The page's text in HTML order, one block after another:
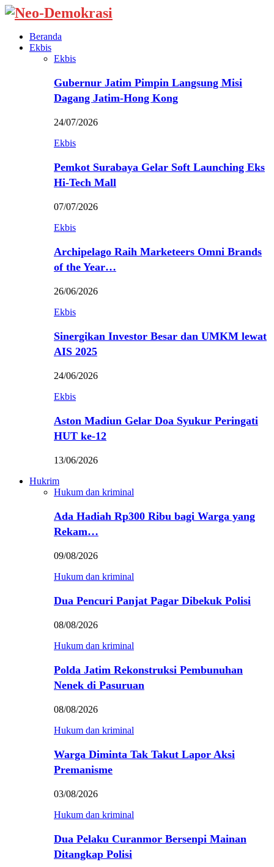
Beranda
Ekbis
Ekbis
Gubernur Jatim Pimpin Langsung Misi
Dagang Jatim-Hong Kong
24/07/2026
Ekbis
Pemkot Surabaya Gelar Soft Launching Eks
Hi-Tech Mall
07/07/2026
Ekbis
Archipelago Raih Marketeers Omni Brands
of the Year…
26/06/2026
Ekbis
Sinergikan Investor Besar dan UMKM lewat
AIS 2025
24/06/2026
Ekbis
Aston Madiun Gelar Doa Syukur Peringati
HUT ke-12
13/06/2026
Hukrim
Hukum dan kriminal
Ada Hadiah Rp300 Ribu bagi Warga yang
Rekam…
09/08/2026
Hukum dan kriminal
Dua Pencuri Panjat Pagar Dibekuk Polisi
08/08/2026
Hukum dan kriminal
Polda Jatim Rekonstruksi Pembunuhan
Nenek di Pasuruan
08/08/2026
Hukum dan kriminal
Warga Diminta Tak Takut Lapor Aksi
Premanisme
03/08/2026
Hukum dan kriminal
Dua Pelaku Curanmor Bersenpi Mainan
Ditangkap Polisi